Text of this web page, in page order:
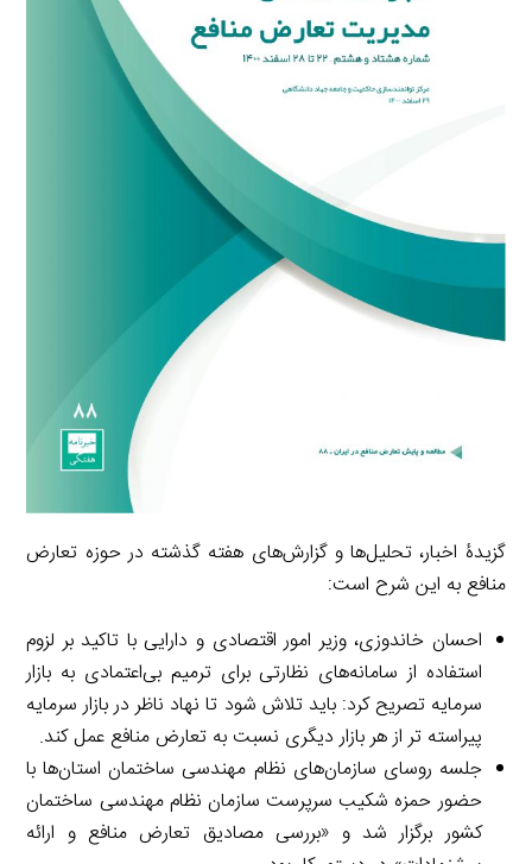
گزیدۀ اخبار، تحلیل‌ها و گزارش‌های هفته گذشته در حوزه تعارض
منافع به این شرح است:
احسان خاندوزی، وزیر امور اقتصادی و دارایی با تاکید بر لزوم
استفاده از سامانه‌های نظارتی برای ترمیم بی‌اعتمادی به بازار
سرمایه تصریح کرد: باید تلاش شود تا نهاد ناظر در بازار سرمایه
پیراسته تر از هر بازار دیگری نسبت به تعارض منافع عمل کند.
جلسه روسای سازمان‌های نظام مهندسی ساختمان استان‌ها با
حضور حمزه شکیب سرپرست سازمان نظام مهندسی ساختمان
کشور برگزار شد و «بررسی مصادیق تعارض منافع و ارائه